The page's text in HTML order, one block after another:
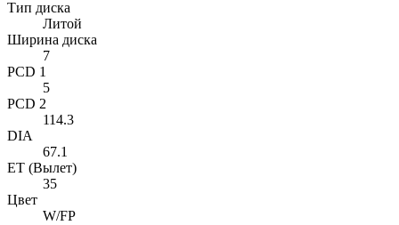
Тип диска
Литой
Ширина диска
7
PCD 1
5
PCD 2
114.3
DIA
67.1
ET (Вылет)
35
Цвет
W/FP